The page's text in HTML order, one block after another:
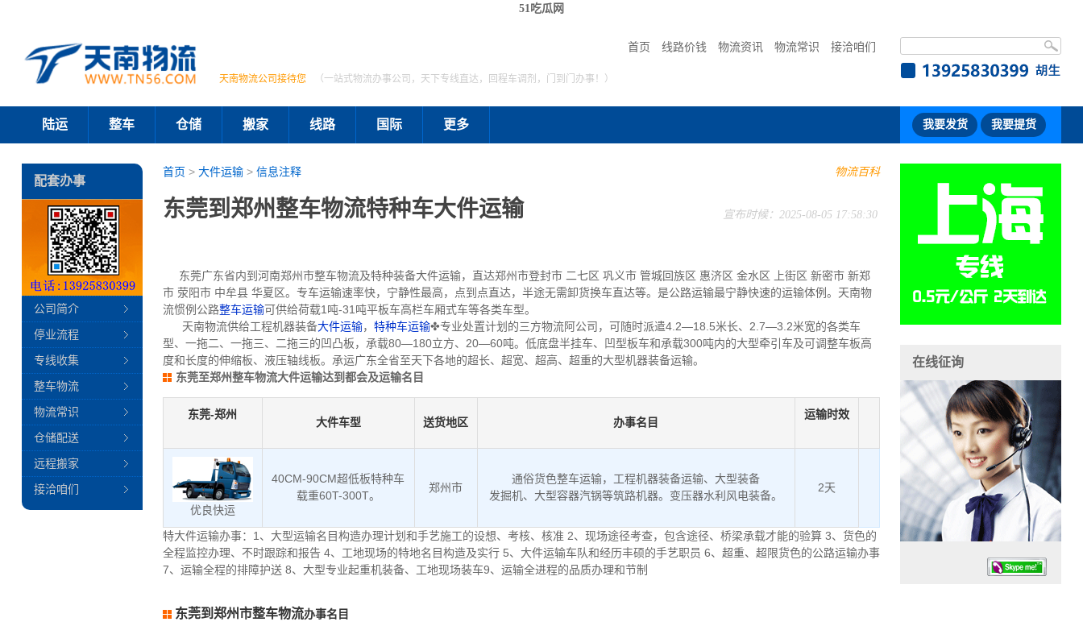
51吃瓜网
首页 线路价钱 物流资讯 物流常识 接洽咱们
天南物流公司接待您 （一站式物流办事公司，天下专线直达，回程车调剂，门到门办事！）
陆运 整车 仓储 搬家 线路 国际 更多 我要发货 我要提货
物流百科
首页 > 大件运输> 信息注释
东莞到郑州整车物流特种车大件运输 宣布时候：2025-08-05 17:58:30
东莞广东省内到河南郑州市整车物流及特种装备大件运输，直达郑州市登封市 二七区 巩义市 管城回族区 惠济区 金水区 上街区 新密市 新郑
市 荥阳市 中牟县 华夏区。专车运输速率快，宁静性最高，点到点直达，半途无需卸货换车直达等。是公路运输最宁静快速的运输体例。天南物
流惯例公路整车运输可供给荷载1吨-31吨平板车高栏车厢式车等各类车型。
天南物流供给工程机器装备大件运输， 特种车运输✤专业处置计划的三方物流阿公司，可随时派遣4.2—18.5米长、2.7—3.2米宽的各类车
型、一拖二、一拖三、二拖三的凹凸板，承载80—180立方、20—60吨。低底盘半挂车、凹型板车和承载300吨内的大型牵引车及可调整车板高
度和长度的伸缩板、液压轴线板。承运广东全省至天下各地的超长、超宽、超高、超重的大型机器装备运输。
东莞至郑州整车物流大件运输达到都会及运输名目
东莞-郑州
大件车型 送货地区 办事名目
运输时效
优良快运
40CM-90CM超低板特种车
载重60T-300T。
郑州市
通俗货色整车运输，工程机器装备运输、大型装备
发掘机、大型容器汽锅等筑路机器。变压器水利风电装备。
2天
特大件运输办事：1、大型运输名目构造办理计划和手艺施工的设想、考核、核准 2、现场途径考查，包含途径、桥梁承载才能的验算 3、货色的
全程监控办理、不时跟踪和报告 4、工地现场的特地名目构造及实行 5、大件运输车队和经历丰硕的手艺职员 6、超重、超限货色的公路运输办事
7、运输全程的排障护送 8、大型专业起重机装备、工地现场装车9、运输全进程的品质办理和节制
东莞到郑州市整车物流办事名目
配套办事
公司简介
停业流程
专线收集
整车物流
物流常识
仓储配送
远程搬家
接洽咱们
在线征询